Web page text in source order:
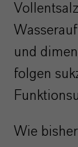
und
folgen
Wie